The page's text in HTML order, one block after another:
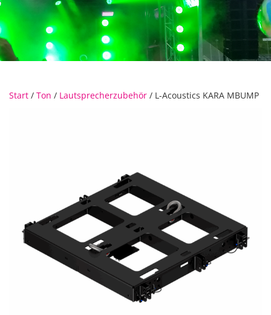
Start / Ton / Lautsprecherzubehör / L-Acoustics KARA MBUMP